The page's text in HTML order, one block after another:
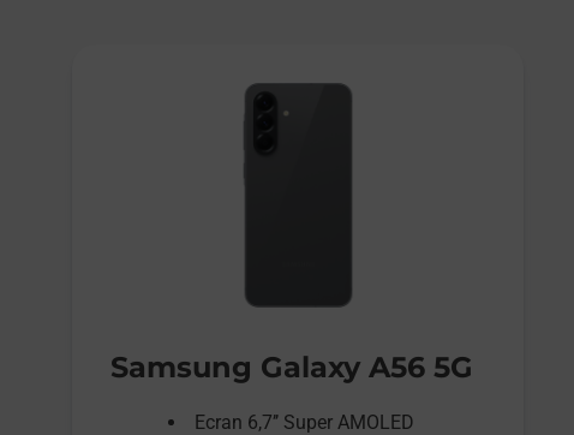
Samsung Galaxy A56 5G
Ecran 6,7’’ Super AMOLED